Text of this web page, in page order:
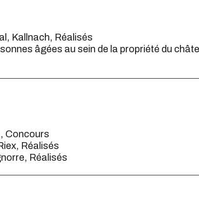
Kallnach, Réalisés
âgées au sein de la propriété du
Concours
Réalisés
Réalisés